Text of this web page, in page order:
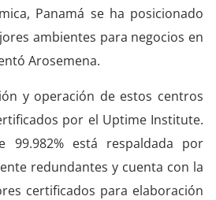
Panamá se ha posicionado
ambientes para negocios en
Arosemena.
y operación de estos centros
por el Uptime Institute.
99.982% está respaldada por
redundantes y cuenta con la
certificados para elaboración